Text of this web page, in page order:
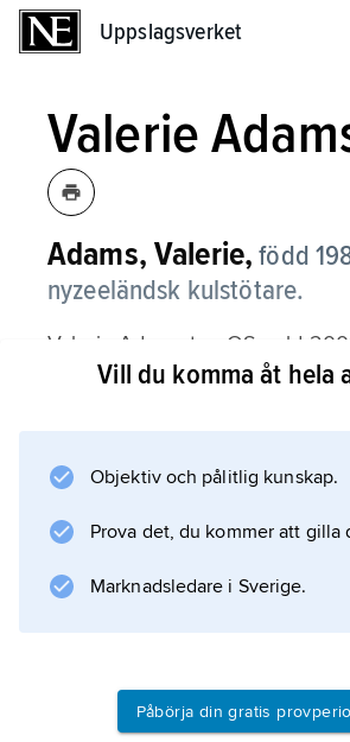
Uppslagsverket
Valerie
Adams, Valerie, född
nyzeeländsk kulstötare.
Valerie Adams tog OS-guld
och försvarade sin titel 2012,
Nadzeja Astaptjuk (född 1980)
hon silver och vid OS i Tokyo
Vill du komma åt hela
Objektiv och pålitlig kunskap.
Prova det, du kommer att gilla
Marknadsledare i Sverige.
Påbörja din gratis